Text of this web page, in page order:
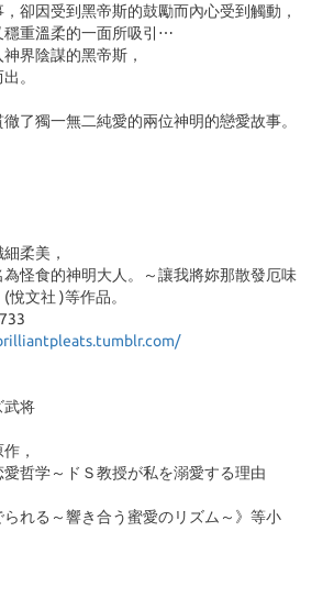
卻因受到黑帝斯的鼓勵而內心受到觸動，
穩重溫柔的一面所吸引⋯
界陰謀的黑帝斯，
。
了獨一無二純愛的兩位神明的戀愛故事。
柔美，
怪食的神明大人。～讓我將妳那散發厄味
文社 )等作品。
武将
，
哲学～ドＳ教授が私を溺愛する理由
られる～響き合う蜜愛のリズム～》等小